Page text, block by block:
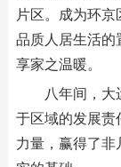
片区。成为环
品质人居生活的
享家之温暖。
八年间，大
于区域的发展责
力量，赢得了非